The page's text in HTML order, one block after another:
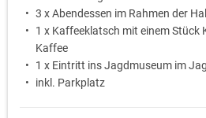
3 x Abendessen im Rahmen der
1 x Kaffeeklatsch mit einem Stück
Kaffee
1 x Eintritt ins Jagdmuseum im
inkl. Parkplatz